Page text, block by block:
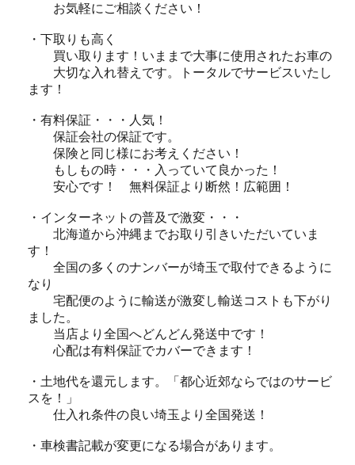
お気軽にご相談ください！
・下取りも高く
買い取ります！いままで大事に使用されたお車の
大切な入れ替えです。トータルでサービスいたし
ます！
・有料保証・・・人気！
保証会社の保証です。
保険と同じ様にお考えください！
もしもの時・・・入っていて良かった！
安心です！ 無料保証より断然！広範囲！
・インターネットの普及で激変・・・
北海道から沖縄までお取り引きいただいていま
す！
全国の多くのナンバーが埼玉で取付できるように
なり
宅配便のように輸送が激変し輸送コストも下がり
ました。
当店より全国へどんどん発送中です！
心配は有料保証でカバーできます！
・土地代を還元します。「都心近郊ならではのサービ
スを！」
仕入れ条件の良い埼玉より全国発送！
・車検書記載が変更になる場合があります。